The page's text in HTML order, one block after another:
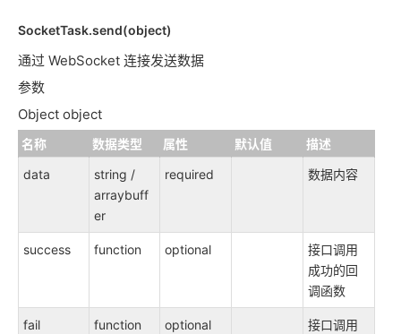
SocketTask.send(object)
通过 WebSocket 连接发送数据
参数
Object object
名称 数据类型 属性 默认值
描述
data
string /
arraybuff
er
required 数据内容
success function optional
接口调用
成功的回
调函数
fail function optional
接口调用